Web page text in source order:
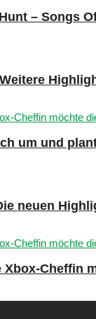
– Songs
um und
neuen
Xbox-Cheffin